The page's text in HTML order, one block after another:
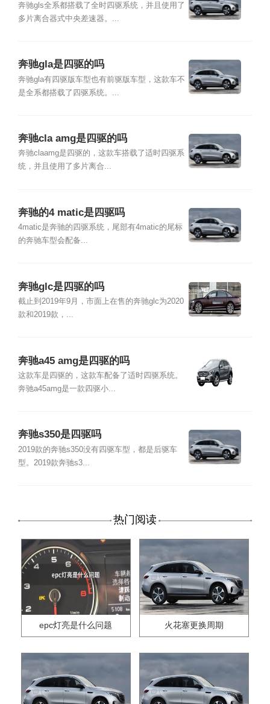
奔驰gls全系都搭载了全时四驱系统，并且使用了
多片离合器式中央差速器。...
奔驰gla是四驱的吗
奔驰gla有四驱版车型也有前驱版车型，这款车不
是全系都搭载了四驱系统。...
奔驰cla amg是四驱的吗
奔驰claamg是四驱的，这款车搭载了适时四驱系
统，并且使用了多片离合...
奔驰的4 matic是四驱吗
4matic是奔驰的四驱系统，尾部有4matic的尾标
的奔驰车型会配备...
奔驰glc是四驱的吗
截止到2019年9月，市面上在售的奔驰glc为2020
款和2019款，...
奔驰a45 amg是四驱的吗
这款车是四驱的，这款车配备了适时四驱系统。
奔驰a45amg是一款四驱小...
奔驰s350是四驱吗
2019款的奔驰s350没有四驱车型，都是后驱车
型。2019款奔驰s3...
热门阅读
epc灯亮是什么问题 火花塞更换周期